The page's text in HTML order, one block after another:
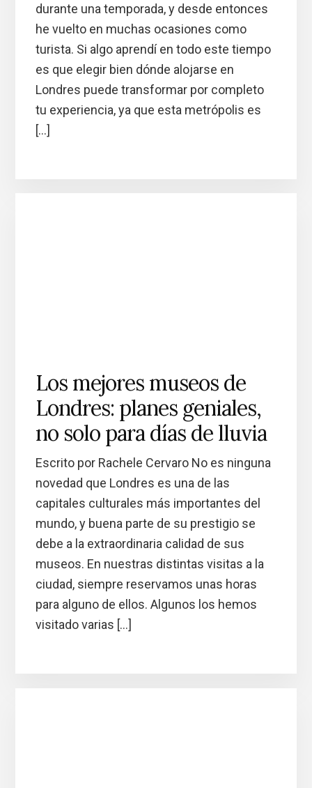
durante una temporada, y desde entonces
he vuelto en muchas ocasiones como
turista. Si algo aprendí en todo este tiempo
es que elegir bien dónde alojarse en
Londres puede transformar por completo
tu experiencia, ya que esta metrópolis es
[…]
Los mejores museos de
Londres: planes geniales,
no solo para días de lluvia
Escrito por Rachele Cervaro No es ninguna
novedad que Londres es una de las
capitales culturales más importantes del
mundo, y buena parte de su prestigio se
debe a la extraordinaria calidad de sus
museos. En nuestras distintas visitas a la
ciudad, siempre reservamos unas horas
para alguno de ellos. Algunos los hemos
visitado varias […]